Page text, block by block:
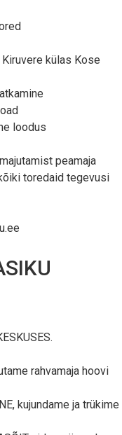
külas Kose
loodus
peamaja
toredaid tegevusi
rahvamaja hoovi
kujundame ja trükime